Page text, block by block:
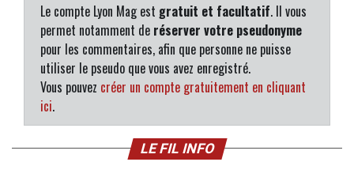
Le compte Lyon Mag est gratuit et facultatif. Il vous
permet notamment de réserver votre pseudonyme
pour les commentaires, afin que personne ne puisse
utiliser le pseudo que vous avez enregistré.
Vous pouvez créer un compte gratuitement en cliquant
ici.
LE FIL INFO